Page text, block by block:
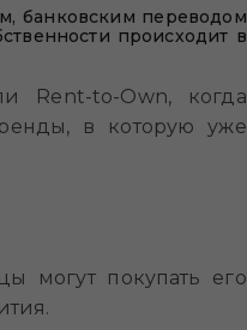
банковским переводом
происходит в
Rent-to-Own, когда
в которую уже
могут покупать его